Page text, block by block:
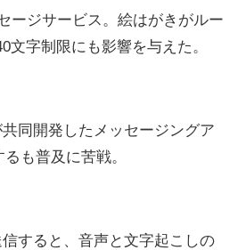
ージサービス。絵はがきがルー
文字制限にも影響を与えた。
同開発したメッセージングア
も普及に苦戦。
すると、音声と文字起こしの